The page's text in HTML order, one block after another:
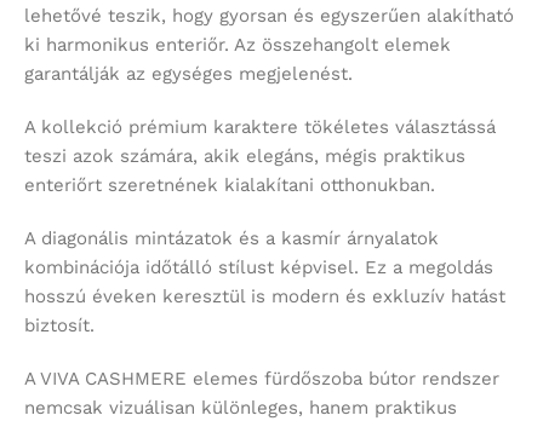
lehetővé teszik, hogy gyorsan és egyszerűen alakítható
ki harmonikus enteriőr. Az összehangolt elemek
garantálják az egységes megjelenést.
A kollekció prémium karaktere tökéletes választássá
teszi azok számára, akik elegáns, mégis praktikus
enteriőrt szeretnének kialakítani otthonukban.
A diagonális mintázatok és a kasmír árnyalatok
kombinációja időtálló stílust képvisel. Ez a megoldás
hosszú éveken keresztül is modern és exkluzív hatást
biztosít.
A VIVA CASHMERE elemes fürdőszoba bútor rendszer
nemcsak vizuálisan különleges, hanem praktikus